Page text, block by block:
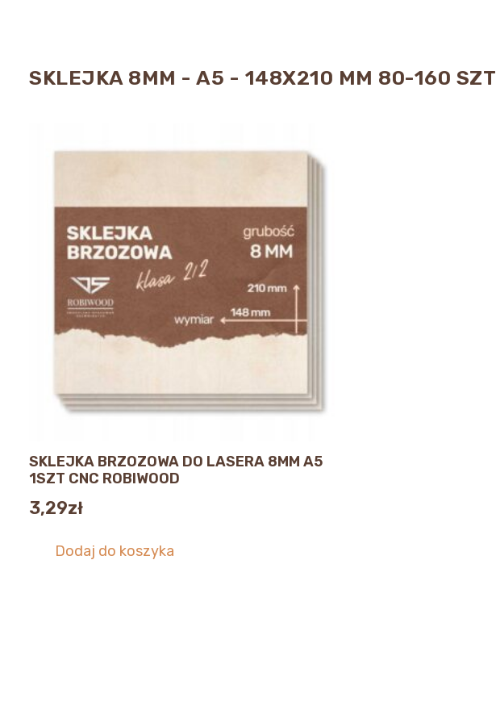
SKLEJKA 8MM - A5 - 148X210 MM 80-160 SZT
SKLEJKA BRZOZOWA DO LASERA 8MM A5
1SZT CNC ROBIWOOD
3,29zł
Dodaj do koszyka